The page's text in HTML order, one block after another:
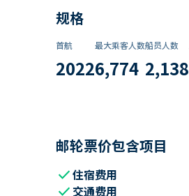
规格
首航
2022
最大乘客人数
6,774
船员人数
2,138
邮轮票价包含项目
check住宿费用
check 交通费用